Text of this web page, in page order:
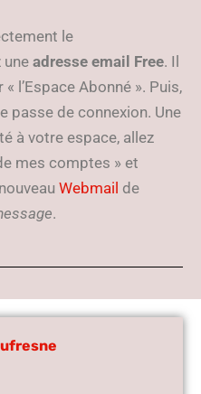
le
uneadresse email Free. Il
l’Espace Abonné ». Puis,
passe de connexion. Une
à votre espace, allez
mes comptes » et
Webmail de
.